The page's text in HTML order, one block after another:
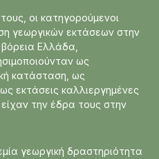
οι κατηγορούμενοι
γεωργικών εκτάσεων στην
Ελλάδα,
ως
κατάσταση, ως
εκτάσεις καλλιεργημένες
είχαν την έδρα τους στην
γεωργική δραστηριότητα